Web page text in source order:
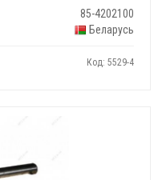
85-4202100
Беларусь
Код: 5529-4